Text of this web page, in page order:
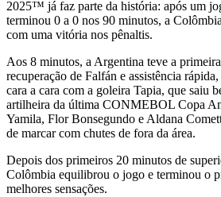
2025™ já faz parte da história: após um
terminou 0 a 0 nos 90 minutos, a
com uma vitória nos pênaltis.
Aos 8 minutos, a Argentina teve a
recuperação de Falfán e assistência
cara a cara com a goleira Tapia, que saiu
artilheira da última CONMEBOL Copa
Yamila, Flor Bonsegundo e Aldana
de marcar com chutes de fora da área.
Depois dos primeiros 20 minutos de
Colômbia equilibrou o jogo e terminou o
melhores sensações.